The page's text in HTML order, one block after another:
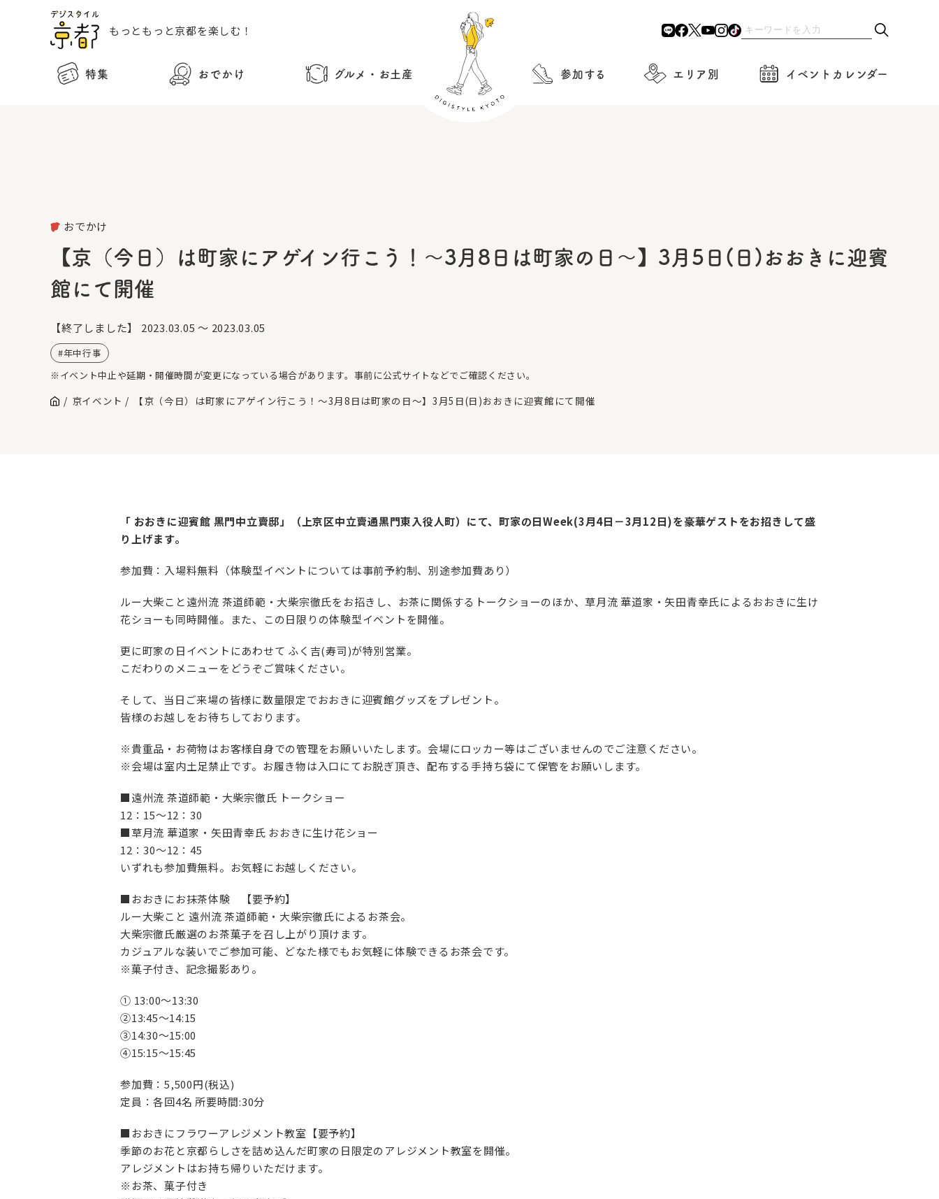
もっともっと京都を楽しむ！
特集 おでかけ グルメ・お土産 参加する エリア別 イベントカレンダー
おでかけ
【京（今日）は町家にアゲイン行こう！～3月8日は町家の日～】3月5日(日)おおきに迎賓
館にて開催
【終了しました】 2023.03.05 ～ 2023.03.05
年中行事
※イベント中止や延期・開催時間が変更になっている場合があります。事前に公式サイトなどでご確認ください。
京イベント 【京（今日）は町家にアゲイン行こう！～3月8日は町家の日～】3月5日(日)おおきに迎賓館にて開催
「 おおきに迎賓館 黒門中立賣邸」（上京区中立賣通黒門東入役人町）にて、町家の日Week(3月4日－3月12日)を豪華ゲストをお招きして盛
り上げます。
参加費：入場料無料（体験型イベントについては事前予約制、別途参加費あり）
ルー大柴こと遠州流 茶道師範・大柴宗徹氏をお招きし、お茶に関係するトークショーのほか、草月流 華道家・矢田青幸氏によるおおきに生け
花ショーも同時開催。また、この日限りの体験型イベントを開催。
更に町家の日イベントにあわせて ふく吉(寿司)が特別営業。
こだわりのメニューをどうぞご賞味ください。
そして、当日ご来場の皆様に数量限定でおおきに迎賓館グッズをプレゼント。
皆様のお越しをお待ちしております。
※貴重品・お荷物はお客様自身での管理をお願いいたします。会場にロッカー等はございませんのでご注意ください。
※会場は室内土足禁止です。お履き物は入口にてお脱ぎ頂き、配布する手持ち袋にて保管をお願いします。
■遠州流 茶道師範・大柴宗徹氏 トークショー
12：15～12：30
■草月流 華道家・矢田青幸氏 おおきに生け花ショー
12：30～12：45
いずれも参加費無料。お気軽にお越しください。
■おおきにお抹茶体験 【要予約】
ルー大柴こと 遠州流 茶道師範・大柴宗徹氏によるお茶会。
大柴宗徹氏厳選のお茶菓子を召し上がり頂けます。
カジュアルな装いでご参加可能、どなた様でもお気軽に体験できるお茶会です。
※菓子付き、記念撮影あり。
① 13:00～13:30
②13:45～14:15
③14:30～15:00
④15:15～15:45
参加費：5,500円(税込)
定員：各回4名 所要時間:30分
■おおきにフラワーアレジメント教室【要予約】
季節のお花と京都らしさを詰め込んだ町家の日限定のアレジメント教室を開催。
アレジメントはお持ち帰りいただけます。
※お茶、菓子付き